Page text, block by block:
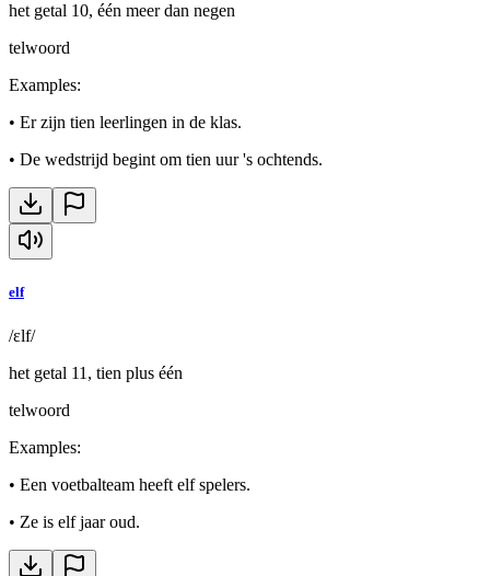
het getal 10, één meer dan negen
telwoord
Examples:
• Er zijn tien leerlingen in de klas.
• De wedstrijd begint om tien uur 's ochtends.
elf
/ɛlf/
het getal 11, tien plus één
telwoord
Examples:
• Een voetbalteam heeft elf spelers.
• Ze is elf jaar oud.